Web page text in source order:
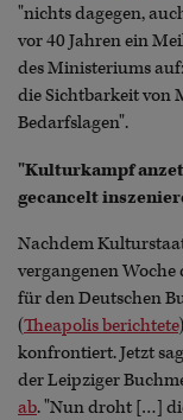
"nichts dagegen,
vor 40 Jahren ein
des Ministeriums
die Sichtbarkeit von
Bedarfslagen".
"Kulturkampf
gecancelt
Nachdem
vergangenen
für den Deutschen
(Theapolis berichtete
konfrontiert. Jetzt
der Leipziger
ab. "Nun droht […]